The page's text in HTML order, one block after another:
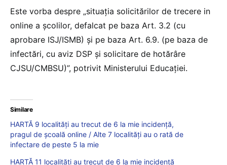
Este vorba despre „situația solicitărilor de trecere in
online a școlilor, defalcat pe baza Art. 3.2 (cu
aprobare ISJ/ISMB) și pe baza Art. 6.9. (pe baza de
infectări, cu aviz DSP și solicitare de hotărâre
CJSU/CMBSU)”, potrivit Ministerului Educației.
Similare
HARTĂ 9 localități au trecut de 6 la mie incidență,
pragul de școală online / Alte 7 localități au o rată de
infectare de peste 5 la mie
HARTĂ 11 localități au trecut de 6 la mie incidență